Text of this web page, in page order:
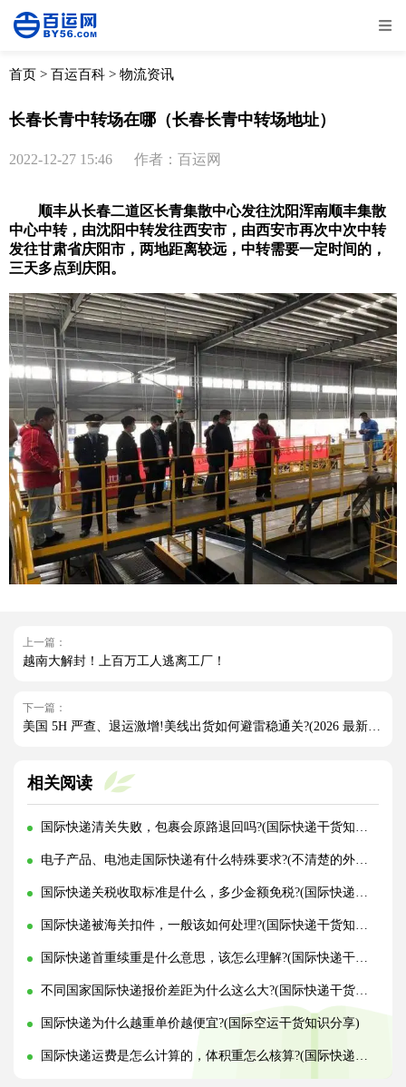
全部 物流资讯
取消
首页 > 百运百科 > 物流资讯
长春长青中转场在哪（长春长青中转场地址）
2022-12-27 15:46 作者：百运网
顺丰从长春二道区长青集散中心发往沈阳浑南顺丰集散
中心中转，由沈阳中转发往西安市，由西安市再次中次中转
发往甘肃省庆阳市，两地距离较远，中转需要一定时间的，
三天多点到庆阳。
上一篇：
越南大解封！上百万工人逃离工厂！
下一篇：
美国 5H 严查、退运激增!美线出货如何避雷稳通关?(2026 最新实操指南)
相关阅读
国际快递清关失败，包裹会原路退回吗?(国际快递干货知识分享)
电子产品、电池走国际快递有什么特殊要求?(不清楚的外贸人看过来)
国际快递关税收取标准是什么，多少金额免税?(国际快递干货知识分享)
国际快递被海关扣件，一般该如何处理?(国际快递干货知识分享)
国际快递首重续重是什么意思，该怎么理解?(国际快递干货知识分享)
不同国家国际快递报价差距为什么这么大?(国际快递干货知识分享)
国际快递为什么越重单价越便宜?(国际空运干货知识分享)
国际快递运费是怎么计算的，体积重怎么核算?(国际快递干货知识分享)